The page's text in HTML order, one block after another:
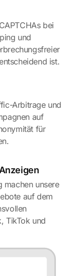
bei
und
ist.
Arbitrage und
auf
für
machen unsere
auf dem
TikTok und